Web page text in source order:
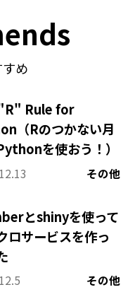
め
Rule for
（Rのつかない月
を使おう！）
その他
とshinyを使って
ロサービスを作っ
その他